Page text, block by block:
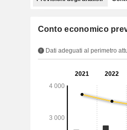
Conto economico
Dati adeguati al perimetro